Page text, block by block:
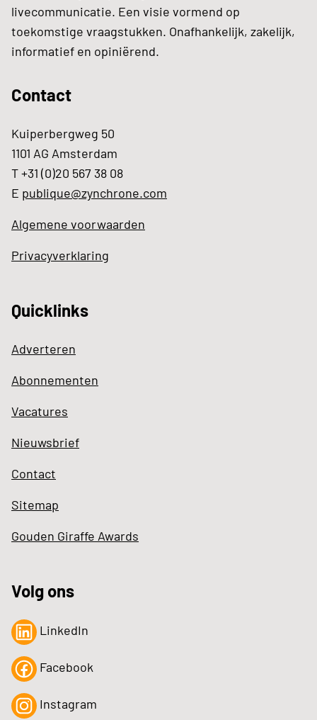
livecommunicatie. Een visie vormend op
toekomstige vraagstukken. Onafhankelijk, zakelijk,
informatief en opiniërend.
Contact
Kuiperbergweg 50
1101 AG Amsterdam
T +31 (0)20 567 38 08
E publique@zynchrone.com
Algemene voorwaarden
Privacyverklaring
Quicklinks
Adverteren
Abonnementen
Vacatures
Nieuwsbrief
Contact
Sitemap
Gouden Giraffe Awards
Volg ons
LinkedIn
Facebook
Instagram